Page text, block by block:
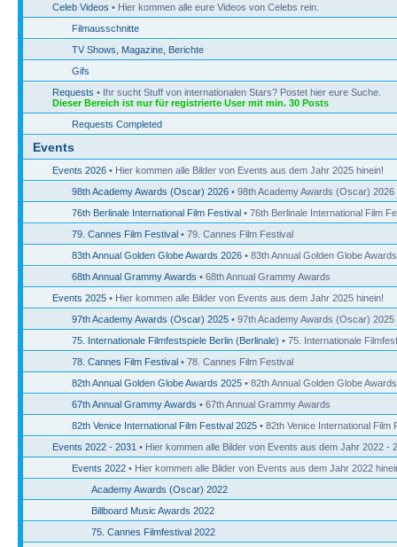
Celeb Videos • Hier kommen alle eure Videos von Celebs rein.
Filmausschnitte
TV Shows, Magazine, Berichte
Gifs
Requests • Ihr sucht Stuff von internationalen Stars? Postet hier eure Suche.
Dieser Bereich ist nur für registrierte User mit min. 30 Posts
Requests Completed
Events
Events 2026 • Hier kommen alle Bilder von Events aus dem Jahr 2025 hinein!
98th Academy Awards (Oscar) 2026 • 98th Academy Awards (Oscar) 2026
76th Berlinale International Film Festival • 76th Berlinale International Film
79. Cannes Film Festival • 79. Cannes Film Festival
83th Annual Golden Globe Awards 2026 • 83th Annual Golden Globe
68th Annual Grammy Awards • 68th Annual Grammy Awards
Events 2025 • Hier kommen alle Bilder von Events aus dem Jahr 2025 hinein!
97th Academy Awards (Oscar) 2025 • 97th Academy Awards (Oscar) 2025
75. Internationale Filmfestspiele Berlin (Berlinale) • 75. Internationale
78. Cannes Film Festival • 78. Cannes Film Festival
82th Annual Golden Globe Awards 2025 • 82th Annual Golden Globe
67th Annual Grammy Awards • 67th Annual Grammy Awards
82th Venice International Film Festival 2025 • 82th Venice International Film
Events 2022 - 2031 • Hier kommen alle Bilder von Events aus dem Jahr 2022 -
Events 2022 • Hier kommen alle Bilder von Events aus dem Jahr 2022
Academy Awards (Oscar) 2022
Billboard Music Awards 2022
75. Cannes Filmfestival 2022